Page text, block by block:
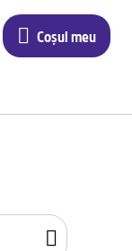
Coșul meu